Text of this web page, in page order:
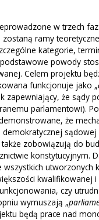
w trzech
ramy
kategorie,
powody
Celem projektu
funkcjonuje jako „
zapewniający, że sądy
parlamentowi).
że
demokratycznej
zobowiązują do
konstytucyjnym.
utworzonych
kwalifikowanej
czy
wymuszają „
będą prace nad